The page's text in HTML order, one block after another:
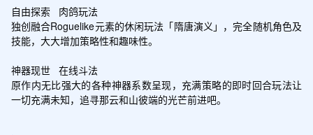
自由探索   肉鸽玩法
独创融合Roguelike元素的休闲玩法「隋唐演义」，完全随机角色及
技能，大大增加策略性和趣味性。
神器现世   在线斗法
原作内无比强大的各种神器系数呈现，充满策略的即时回合玩法让